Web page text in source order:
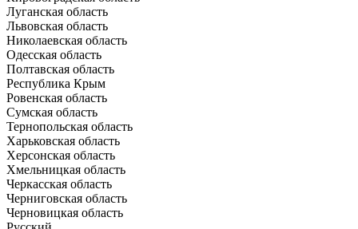
Луганская область
Львовская область
Николаевская область
Одесская область
Полтавская область
Республика Крым
Ровенская область
Сумская область
Тернопольская область
Харьковская область
Херсонская область
Хмельницкая область
Черкасская область
Черниговская область
Черновицкая область